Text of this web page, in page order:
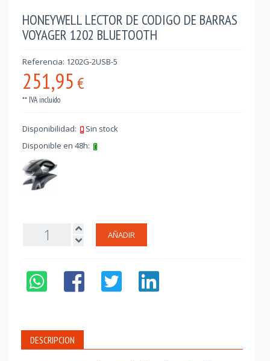
HONEYWELL LECTOR DE CODIGO DE BARRAS
VOYAGER 1202 BLUETOOTH
Referencia: 1202G-2USB-5
251,95 €
** IVA incluído
Disponibilidad:
Sin stock
Disponible en 48h:
AÑADIR
DESCRIPCION